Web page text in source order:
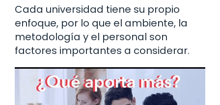
Cada universidad tiene su propio
enfoque, por lo que el ambiente, la
metodología y el personal son
factores importantes a considerar.